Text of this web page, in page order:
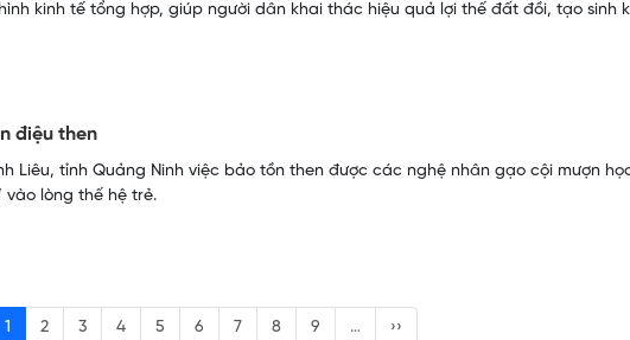
kinh tế tổng hợp, giúp người dân khai thác hiệu quả lợi thế đất đồi, tạo sinh
điệu then
Liêu, tỉnh Quảng Ninh việc bảo tồn then được các nghệ nhân gạo cội mượn
vào lòng thế hệ trẻ.
1 2 3 4 5 6 7 8 9 … ››